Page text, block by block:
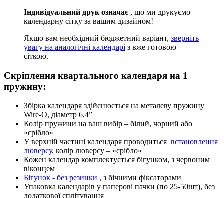
Індивідуальний друк означає , що ми друкуємо
календарну сітку за вашим дизайном!
Якщо вам необхідний бюджетний варіант, зверніть
увагу на аналогічні календарі з вже готовою
сіткою.
Скріплення квартального календаря на 1
пружину:
Збірка календаря здійснюється на металеву пружину
Wire-O, діаметр 6,4”
Колір пружини на ваш вибір – білий, чорний або
«срібло»
У верхній частині календаря проводиться встановлення
люверсу, колір люверсу – «срібло»
Кожен календар комплектується бігунком, з червоним
віконцем
Бігунок - без резинки , з бічними фіксаторами
Упаковка календарів у паперові пачки (по 25-50шт), без
додаткової сплітування